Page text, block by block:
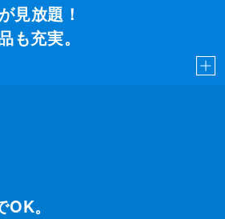
見放題！
も充実。
。